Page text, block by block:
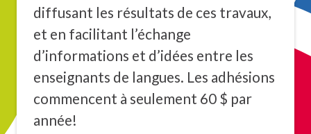
diffusant les résultats de ces travaux,
et en facilitant l’échange
d’informations et d’idées entre les
enseignants de langues. Les adhésions
commencent à seulement 60 $ par
année!